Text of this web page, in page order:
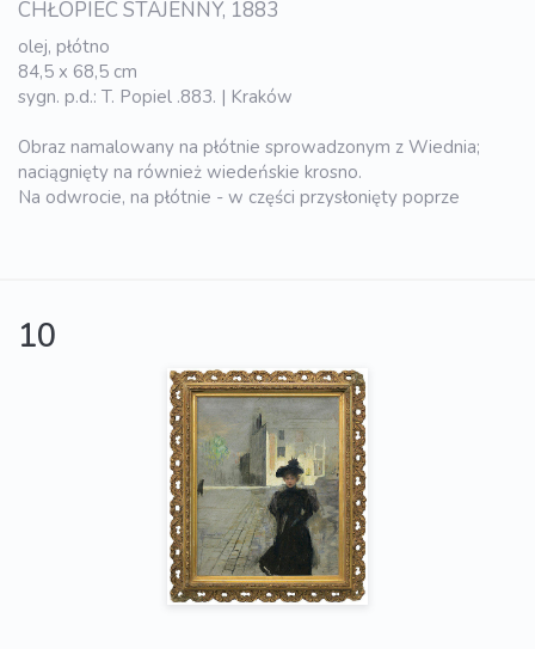
CHŁOPIEC STAJENNY, 1883
olej, płótno
84,5 x 68,5 cm
sygn. p.d.: T. Popiel .883. | Kraków
Obraz namalowany na płótnie sprowadzonym z Wiednia;
naciągnięty na również wiedeńskie krosno.
Na odwrocie, na płótnie - w części przysłonięty poprze
10